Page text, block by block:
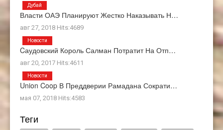
Власти ОАЭ Планируют Жестко Наказывать Н…
авг 27, 2018 Hits:4689
Дубай
Cаудовский Король Салман Потратит На Отп…
авг 20, 2017 Hits:4611
Новости
Union Coop В Преддверии Рамадана Сократи…
мая 07, 2018 Hits:4583
Новости
Теги